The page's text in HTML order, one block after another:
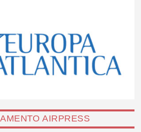
AIRPRESS